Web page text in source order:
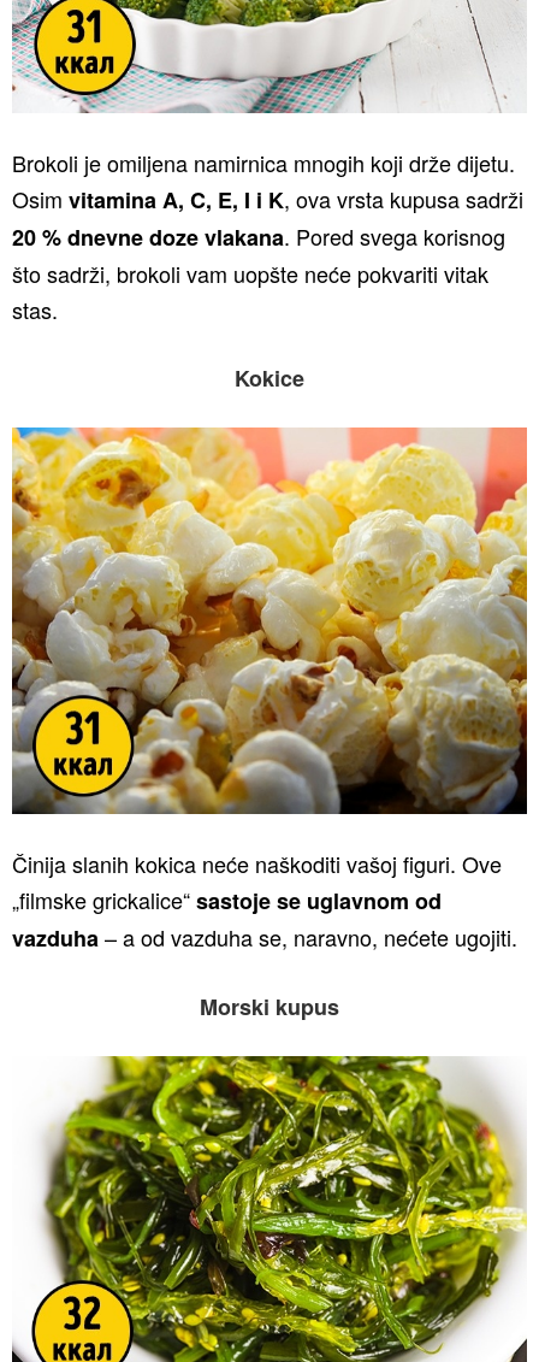
Brokoli je omiljena namirnica mnogih koji drže dijetu.
Osim vitamina A, C, E, I i K, ova vrsta kupusa sadrži
20 % dnevne doze vlakana. Pored svega korisnog
što sadrži, brokoli vam uopšte neće pokvariti vitak
stas.
Kokice
Činija slanih kokica neće naškoditi vašoj figuri. Ove
„filmske grickalice“sastoje se uglavnom od
vazduha– a od vazduha se, naravno, nećete ugojiti.
Morski kupus